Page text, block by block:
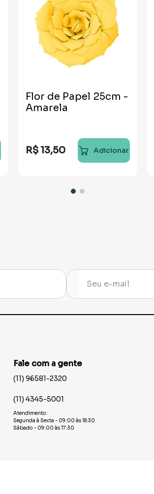
Flor de Papel 25cm -
Amarela
R$ 13,50 Adicionar
Fale com a gente
(11) 96581-2320
(11) 4345-5001
Atendimento:
Segunda à Sexta - 09:00 às 18:30
Sábado - 09:00 às 17:30